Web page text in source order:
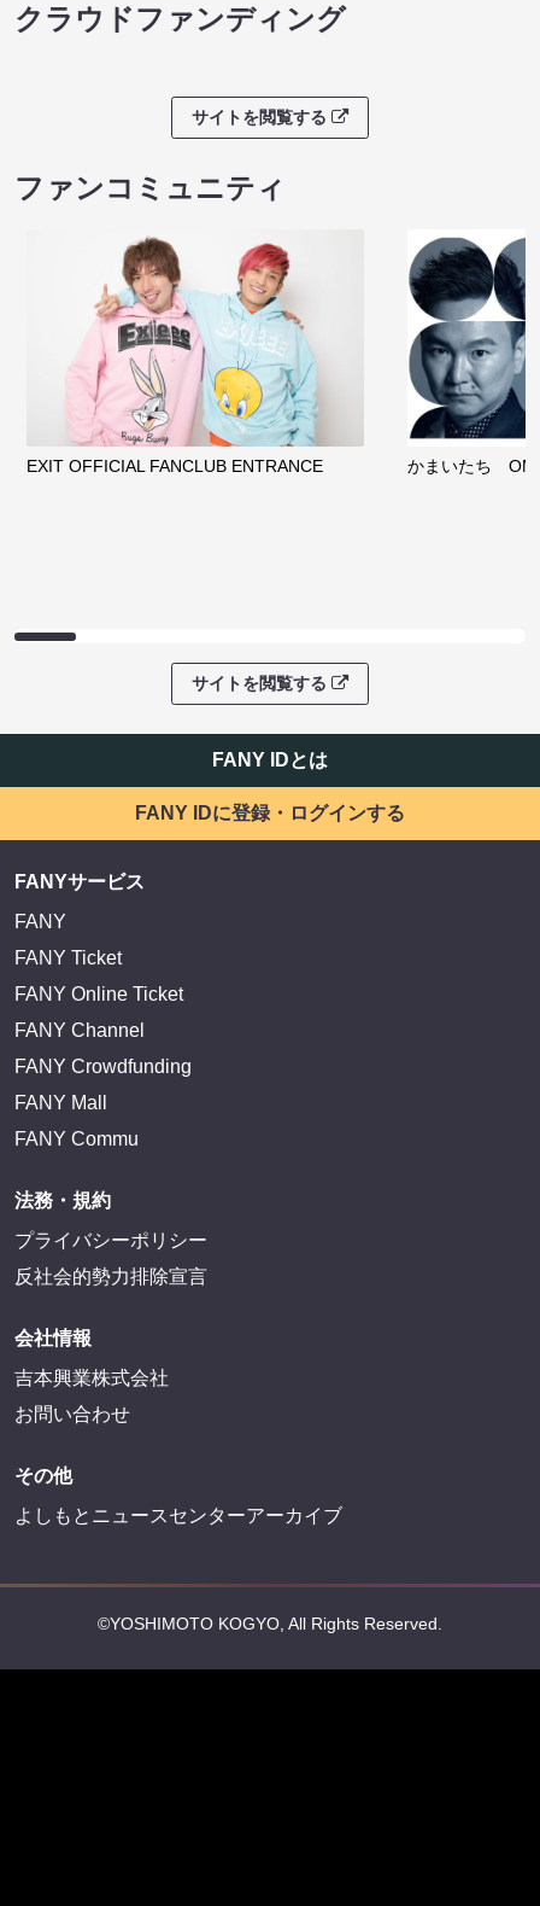
クラウドファンディング
サイトを閲覧する
ファンコミュニティ
EXIT OFFICIAL FANCLUB ENTRANCE かまいたち
サイトを閲覧する
FANY IDとは
FANY IDに登録・ログインする
FANYサービス
FANY
FANY Ticket
FANY Online Ticket
FANY Channel
FANY Crowdfunding
FANY Mall
FANY Commu
法務・規約
プライバシーポリシー
反社会的勢力排除宣言
会社情報
吉本興業株式会社
お問い合わせ
その他
よしもとニュースセンターアーカイブ
©YOSHIMOTO KOGYO, All Rights Reserved.